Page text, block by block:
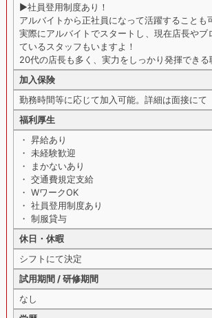
▶︎社員登用制度あり！
アルバイトから正社員になって活躍することも
実際にアルバイトでスタートし、現在店長やブ
ているスタッフもいますよ！
20代の店長も多く、実力をしっかり発揮できる
加入保険
勤務時間等に応じて加入可能。詳細は面接にて
福利厚生
・ 昇給あり
・ 未経験歓迎
・ まかないあり
・ 交通費規定支給
・ WワークOK
・ 社員登用制度あり
・ 制服貸与
休日・休暇
シフトにて決定
試用期間 / 研修期間
なし